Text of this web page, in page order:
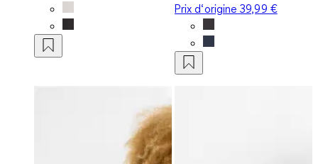
Prix d‘origine39,99 €